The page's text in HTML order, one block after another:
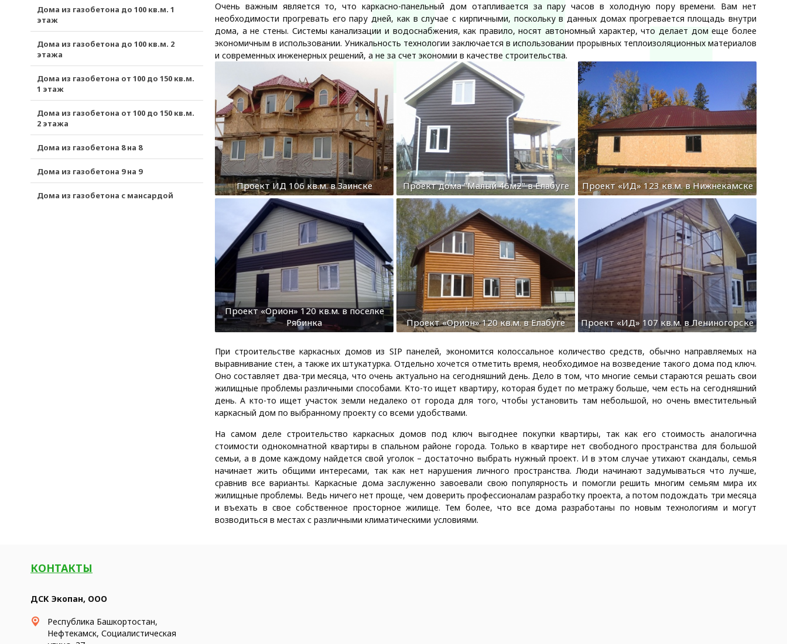
Дома из газобетона до 100 кв.м. 1
этаж
Дома из газобетона до 100 кв.м. 2
этажа
Дома из газобетона от 100 до 150 кв.м.
1 этаж
Дома из газобетона от 100 до 150 кв.м.
2 этажа
Дома из газобетона 8 на 8
Дома из газобетона 9 на 9
Дома из газобетона с мансардой
Очень важным является то, что каркасно-панельный дом отапливается за пару часов в холодную пору времени. Вам нет
необходимости прогревать его пару дней, как в случае с кирпичными, поскольку в данных домах прогревается площадь внутри
дома, а не стены. Системы канализации и водоснабжения, как правило, носят автономный характер, что делает дом еще более
экономичным в использовании. Уникальность технологии заключается в использовании прорывных теплоизоляционных материалов
и современных инженерных решений, а не за счет экономии в качестве строительства.
Проект ИД 106 кв.м. в Заинске Проект дома "Малый 46м2" в Елабуге Проект «ИД» 123 кв.м. в Нижнекамске
Проект «Орион» 120 кв.м. в поселке
Рябинка
Проект «Орион» 120 кв.м. в Елабуге Проект «ИД» 107 кв.м. в Лениногорске
При строительстве каркасных домов из SIP панелей, экономится колоссальное количество средств, обычно направляемых на
выравнивание стен, а также их штукатурка. Отдельно хочется отметить время, необходимое на возведение такого дома под ключ.
Оно составляет два-три месяца, что очень актуально на сегодняшний день. Дело в том, что многие семьи стараются решать свои
жилищные проблемы различными способами. Кто-то ищет квартиру, которая будет по метражу больше, чем есть на сегодняшний
день. А кто-то ищет участок земли недалеко от города для того, чтобы установить там небольшой, но очень вместительный
каркасный дом по выбранному проекту со всеми удобствами.
На самом деле строительство каркасных домов под ключ выгоднее покупки квартиры, так как его стоимость аналогична
стоимости однокомнатной квартиры в спальном районе города. Только в квартире нет свободного пространства для большой
семьи, а в доме каждому найдется свой уголок – достаточно выбрать нужный проект. И в этом случае утихают скандалы, семья
начинает жить общими интересами, так как нет нарушения личного пространства. Люди начинают задумываться что лучше,
сравнив все варианты. Каркасные дома заслуженно завоевали свою популярность и помогли решить многим семьям мира их
жилищные проблемы. Ведь ничего нет проще, чем доверить профессионалам разработку проекта, а потом подождать три месяца
и въехать в свое собственное просторное жилище. Тем более, что все дома разработаны по новым технологиям и могут
возводиться в местах с различными климатическими условиями.
КОНТАКТЫ
ДСК Экопан, ООО
Республика Башкортостан,
Нефтекамск, Социалистическая